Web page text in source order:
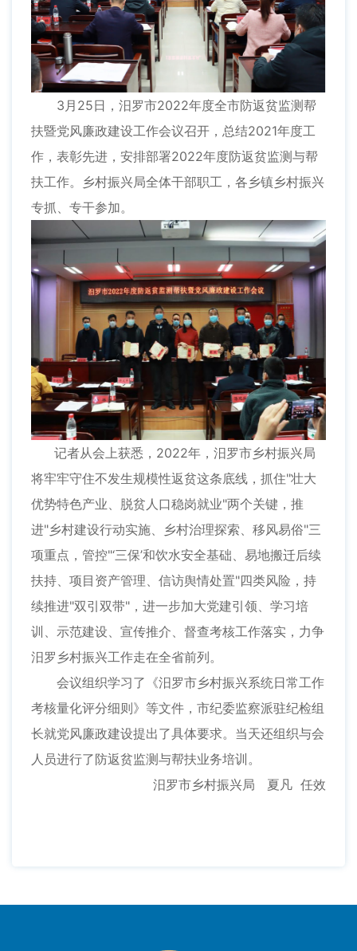
3月25日，汨罗市2022年度全市防返贫监测帮
扶暨党风廉政建设工作会议召开，总结2021年度工
作，表彰先进，安排部署2022年度防返贫监测与帮
扶工作。乡村振兴局全体干部职工，各乡镇乡村振兴
专抓、专干参加。
记者从会上获悉，2022年，汨罗市乡村振兴局
将牢牢守住不发生规模性返贫这条底线，抓住"壮大
优势特色产业、脱贫人口稳岗就业"两个关键，推
进"乡村建设行动实施、乡村治理探索、移风易俗"三
项重点，管控"‘三保’和饮水安全基础、易地搬迁后续
扶持、项目资产管理、信访舆情处置"四类风险，持
续推进"双引双带"，进一步加大党建引领、学习培
训、示范建设、宣传推介、督查考核工作落实，力争
汨罗乡村振兴工作走在全省前列。
会议组织学习了《汨罗市乡村振兴系统日常工作
考核量化评分细则》等文件，市纪委监察派驻纪检组
长就党风廉政建设提出了具体要求。当天还组织与会
人员进行了防返贫监测与帮扶业务培训。
汨罗市乡村振兴局 夏凡 任效